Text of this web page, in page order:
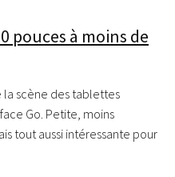
pouces à moins de
la scène des tablettes
Go. Petite, moins
tout aussi intéressante pour